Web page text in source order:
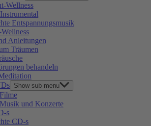
Wellness
Entspannungsmusik
Anleitungen
Träumen
behandeln
Show sub menu
und Konzerte
s
CD-s